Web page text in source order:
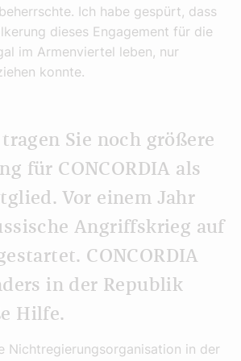
Ich habe gespürt, dass
dieses Engagement für die
im Armenviertel leben, nur
konnte.
Sie noch größere
für CONCORDIA als
Vor einem Jahr
Angriffskrieg auf
CONCORDIA
in der Republik
Hilfe.
Nichtregierungsorganisation in der